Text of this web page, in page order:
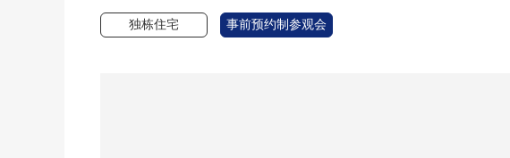
独栋住宅 事前预约制参观会